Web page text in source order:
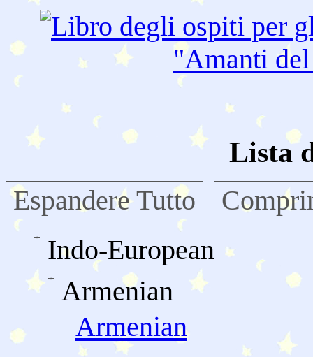
"Amanti
Lista
Espandere Tutto
Indo-European
Armenian
Armenian